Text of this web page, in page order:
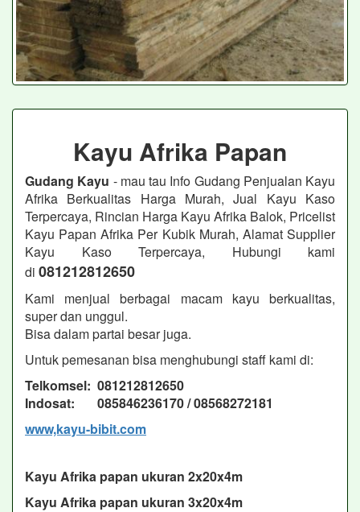
Kayu Afrika Papan
Gudang Kayu - mau tau Info Gudang Penjualan Kayu
Afrika Berkualitas Harga Murah, Jual Kayu Kaso
Terpercaya, Rincian Harga Kayu Afrika Balok, Pricelist
Kayu Papan Afrika Per Kubik Murah, Alamat Supplier
Kayu Kaso Terpercaya, Hubungi kami
di 081212812650
Kami menjual berbagai macam kayu berkualitas,
super dan unggul.
Bisa dalam partai besar juga.
Untuk pemesanan bisa menghubungi staff kami di:
Telkomsel: 081212812650
Indosat: 085846236170 / 08568272181
www,kayu-bibit.com
Kayu Afrika papan ukuran 2x20x4m
Kayu Afrika papan ukuran 3x20x4m